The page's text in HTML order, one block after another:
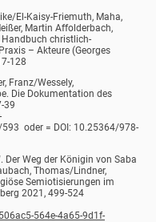
El-Kaisy-Friemuth, Maha,
Martin Affolderbach,
Handbuch christlich-
– Akteure (Georges
128
Franz/Wessely,
Die Dokumentation des
39
oder = DOI: 10.25364/978-
. Der Weg der Königin von Saba
Thomas/Lindner,
Semiotisierungen im
2021, 499-524
564e-4a65-9d1f-